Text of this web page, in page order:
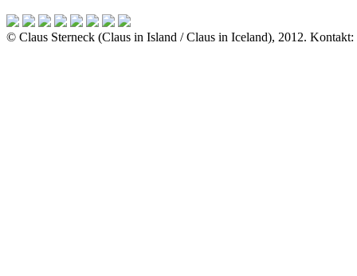
© Claus Sterneck (Claus in Island / Claus in Iceland), 2012. Kontakt: